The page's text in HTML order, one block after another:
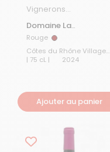
Vignerons
Domaine La
Montagnette 2024
Rouge Rouge
Côtes du Rhône Villages
| 75 cL |
2024
Ajouter au panier